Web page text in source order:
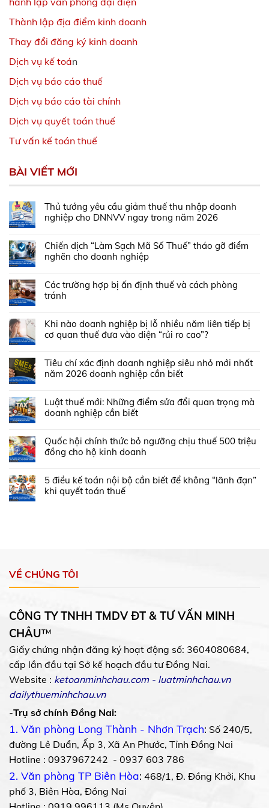
Thành lập địa điểm kinh doanh
Thay đổi đăng ký kinh doanh
Dịch vụ kế toán
Dịch vụ báo cáo thuế
Dịch vụ báo cáo tài chính
Dịch vụ quyết toán thuế
Tư vấn kế toán thuế
BÀI VIẾT MỚI
Thủ tướng yêu cầu giảm thuế thu nhập doanh
nghiệp cho DNNVV ngay trong năm 2026
Chiến dịch “Làm Sạch Mã Số Thuế” tháo gỡ điểm
nghẽn cho doanh nghiệp
Các trường hợp bị ấn định thuế và cách phòng
tránh
Khi nào doanh nghiệp bị lỗ nhiều năm liên tiếp bị
cơ quan thuế đưa vào diện “rủi ro cao”?
Tiêu chí xác định doanh nghiệp siêu nhỏ mới nhất
năm 2026 doanh nghiệp cần biết
Luật thuế mới: Những điểm sửa đổi quan trọng mà
doanh nghiệp cần biết
Quốc hội chính thức bỏ ngưỡng chịu thuế 500 triệu
đồng cho hộ kinh doanh
5 điều kế toán nội bộ cần biết để không “lãnh đạn”
khi quyết toán thuế
VỀ CHÚNG TÔI
CÔNG TY TNHH TMDV ĐT & TƯ VẤN MINH
CHÂU™
Giấy chứng nhận đăng ký hoạt động số: 3604080684,
cấp lần đầu tại Sở kế hoạch đầu tư Đồng Nai.
Website : ketoanminhchau.com- luatminhchau.vn
dailythueminhchau.vn
-Trụ sở chính Đồng Nai:
1. Văn phòng Long Thành - Nhơn Trạch: Số 240/5,
đường Lê Duẩn, Ấp 3, Xã An Phước, Tỉnh Đồng Nai
Hotline : 0937967242 - 0937 603 786
2. Văn phòng TP Biên Hòa: 468/1, Đ. Đồng Khởi, Khu
phố 3, Biên Hòa, Đồng Nai